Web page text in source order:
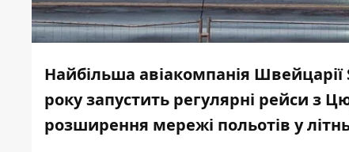
Найбільша авіакомпанія
року запустить регулярні рейси з
розширення мережі польотів у